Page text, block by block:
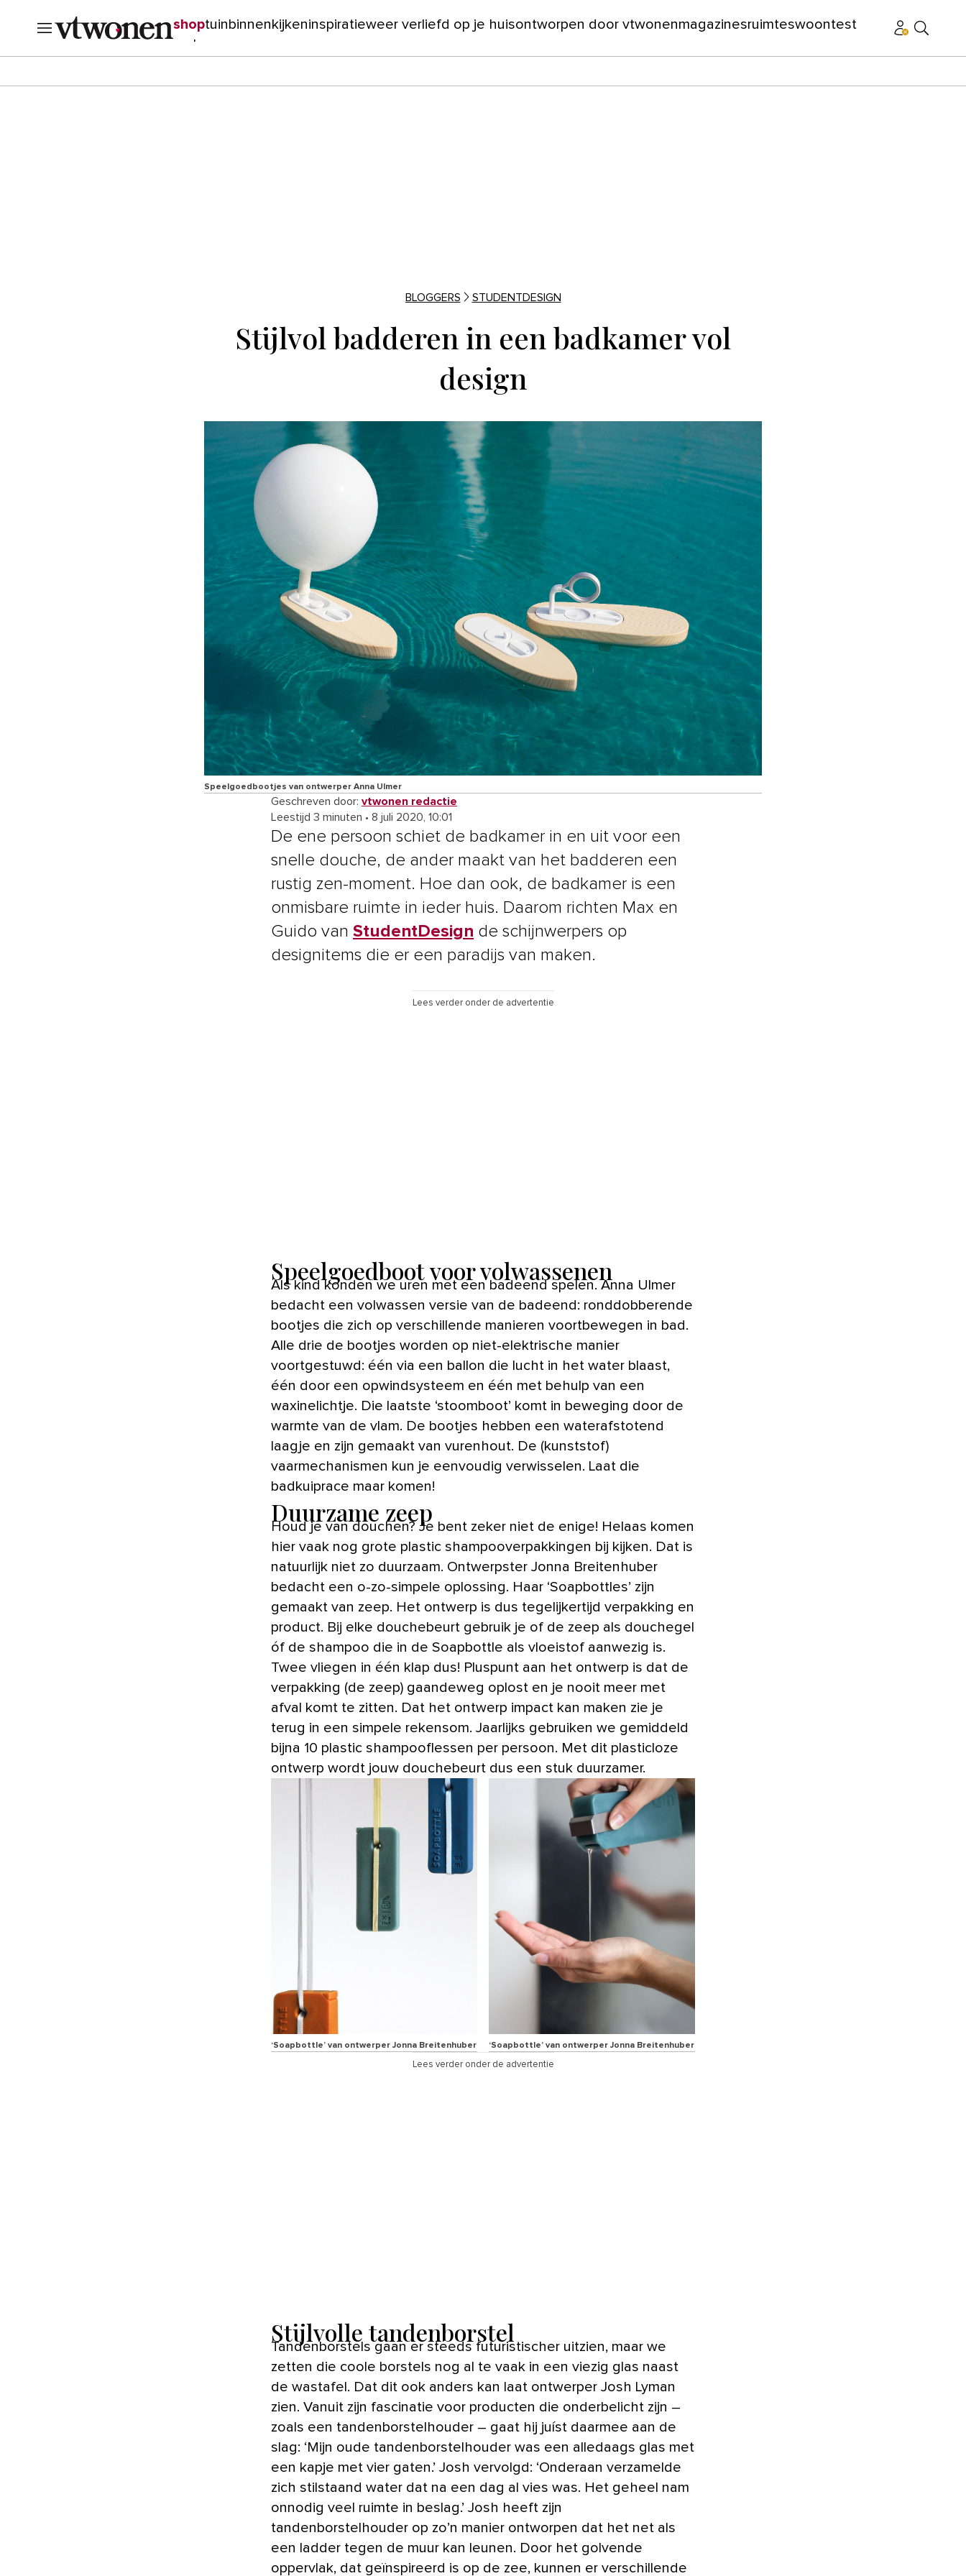
shoptuin binnenkijkeninspiratieweer verliefd op je huisontworpen door vtwonenmagazinesruimteswoontest
verbouwen
BLOGGERS STUDENTDESIGN
Stijlvol badderen in een badkamer vol
design
Speelgoedbootjes van ontwerper Anna Ulmer
Geschreven door: vtwonen redactie
Leestijd 3 minuten • 8 juli 2020, 10:01
De ene persoon schiet de badkamer in en uit voor een
snelle douche, de ander maakt van het badderen een
rustig zen-moment. Hoe dan ook, de badkamer is een
onmisbare ruimte in ieder huis. Daarom richten Max en
Guido van StudentDesign de schijnwerpers op
designitems die er een paradijs van maken.
Lees verder onder de advertentie
Speelgoedboot voor volwassenen
Als kind konden we uren met een badeend spelen. Anna Ulmer
bedacht een volwassen versie van de badeend: ronddobberende
bootjes die zich op verschillende manieren voortbewegen in bad.
Alle drie de bootjes worden op niet-elektrische manier
voortgestuwd: één via een ballon die lucht in het water blaast,
één door een opwindsysteem en één met behulp van een
waxinelichtje. Die laatste ‘stoomboot’ komt in beweging door de
warmte van de vlam. De bootjes hebben een waterafstotend
laagje en zijn gemaakt van vurenhout. De (kunststof)
vaarmechanismen kun je eenvoudig verwisselen. Laat die
badkuiprace maar komen!
Duurzame zeep
Houd je van douchen? Je bent zeker niet de enige! Helaas komen
hier vaak nog grote plastic shampooverpakkingen bij kijken. Dat is
natuurlijk niet zo duurzaam. Ontwerpster Jonna Breitenhuber
bedacht een o-zo-simpele oplossing. Haar ‘Soapbottles’ zijn
gemaakt van zeep. Het ontwerp is dus tegelijkertijd verpakking en
product. Bij elke douchebeurt gebruik je of de zeep als douchegel
óf de shampoo die in de Soapbottle als vloeistof aanwezig is.
Twee vliegen in één klap dus! Pluspunt aan het ontwerp is dat de
verpakking (de zeep) gaandeweg oplost en je nooit meer met
afval komt te zitten. Dat het ontwerp impact kan maken zie je
terug in een simpele rekensom. Jaarlijks gebruiken we gemiddeld
bijna 10 plastic shampooflessen per persoon. Met dit plasticloze
ontwerp wordt jouw douchebeurt dus een stuk duurzamer.
‘Soapbottle’ van ontwerper Jonna Breitenhuber ‘Soapbottle’ van ontwerper Jonna Breitenhuber
Lees verder onder de advertentie
Stijlvolle tandenborstel
Tandenborstels gaan er steeds futuristischer uitzien, maar we
zetten die coole borstels nog al te vaak in een viezig glas naast
de wastafel. Dat dit ook anders kan laat ontwerper Josh Lyman
zien. Vanuit zijn fascinatie voor producten die onderbelicht zijn –
zoals een tandenborstelhouder – gaat hij juíst daarmee aan de
slag: ‘Mijn oude tandenborstelhouder was een alledaags glas met
een kapje met vier gaten.’ Josh vervolgd: ‘Onderaan verzamelde
zich stilstaand water dat na een dag al vies was. Het geheel nam
onnodig veel ruimte in beslag.’ Josh heeft zijn
tandenborstelhouder op zo’n manier ontworpen dat het net als
een ladder tegen de muur kan leunen. Door het golvende
oppervlak, dat geïnspireerd is op de zee, kunnen er verschillende